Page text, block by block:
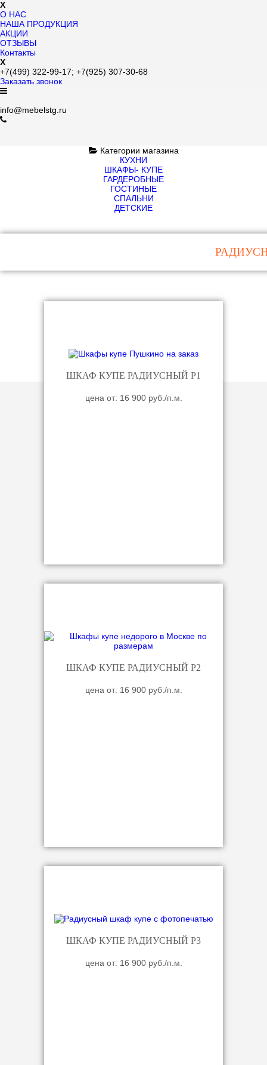
X
О НАС
НАША ПРОДУКЦИЯ
АКЦИИ
ОТЗЫВЫ
Контакты
X
+7(499) 322-99-17; +7(925) 307-30-68
Заказать звонок
info@mebelstg.ru
Категории магазина
КУХНИ
ШКАФЫ- КУПЕ
ГАРДЕРОБНЫЕ
ГОСТИНЫЕ
СПАЛЬНИ
ДЕТСКИЕ
ШКАФ КУПЕ РАДИУСНЫЙ Р1
цена от: 16 900 руб./п.м.
ШКАФ КУПЕ РАДИУСНЫЙ Р2
цена от: 16 900 руб./п.м.
ШКАФ КУПЕ РАДИУСНЫЙ Р3
цена от: 16 900 руб./п.м.